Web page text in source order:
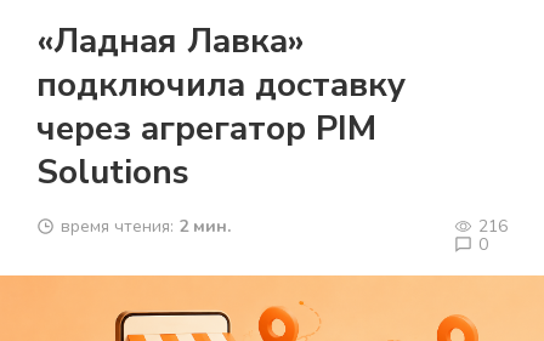
«Ладная Лавка»
подключила доставку
через агрегатор PIM
Solutions
время чтения: 2 мин. 216
0